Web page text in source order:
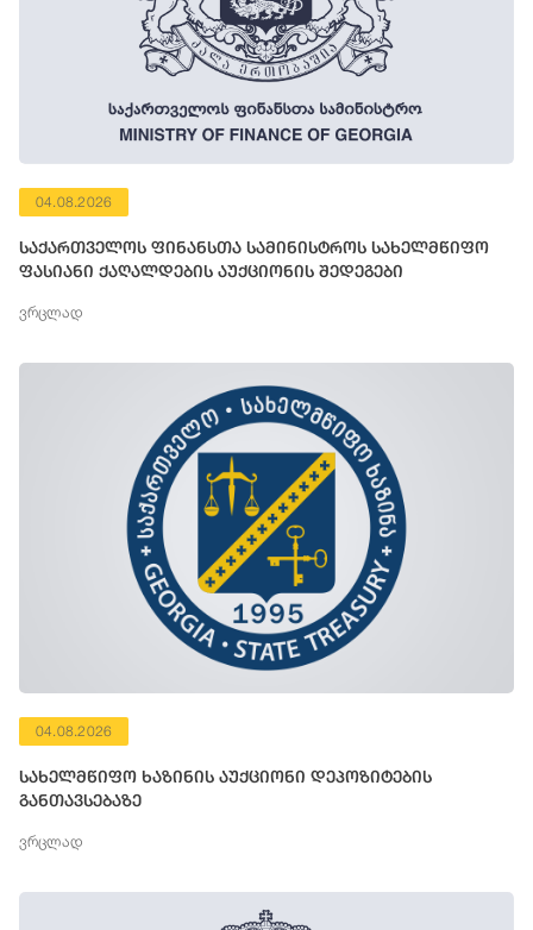
04.08.2026
საქართველოს ფინანსთა სამინისტროს სახელმწიფო
ფასიანი ქაღალდების აუქციონის შედეგები
ვრცლად
04.08.2026
სახელმწიფო ხაზინის აუქციონი დეპოზიტების
განთავსებაზე
ვრცლად